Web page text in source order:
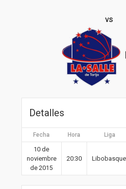
vs
Detalles
Fecha Hora Liga
10 de
noviembre
de 2015
20:30